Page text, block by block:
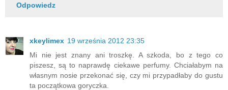
Odpowiedz
xkeylimex 19 września 2012 23:35
Mi nie jest znany ani troszkę. A szkoda, bo z tego co
piszesz, są to naprawdę ciekawe perfumy. Chciałabym na
własnym nosie przekonać się, czy mi przypadłaby do gustu
ta początkowa goryczka.